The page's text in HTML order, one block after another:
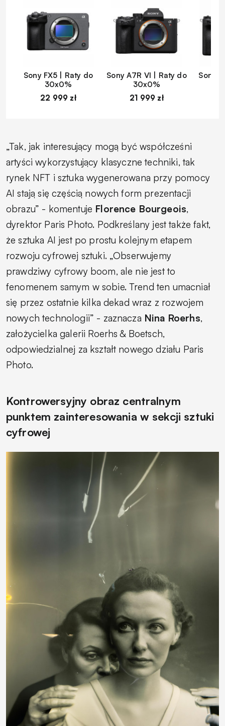
Sony FX5 | Raty do
30x0%
22 999 zł
Sony A7R VI | Raty do
30x0%
21 999 zł
Sony
„Tak, jak interesujący mogą być współcześni
artyści wykorzystujący klasyczne techniki, tak
rynek NFT i sztuka wygenerowana przy pomocy
AI stają się częścią nowych form prezentacji
obrazu” - komentuje Florence Bourgeois,
dyrektor Paris Photo. Podkreślany jest także fakt,
że sztuka AI jest po prostu kolejnym etapem
rozwoju cyfrowej sztuki. „Obserwujemy
prawdziwy cyfrowy boom, ale nie jest to
fenomenem samym w sobie. Trend ten umacniał
się przez ostatnie kilka dekad wraz z rozwojem
nowych technologii” - zaznacza Nina Roerhs,
założycielka galerii Roerhs & Boetsch,
odpowiedzialnej za kształt nowego działu Paris
Photo.
Kontrowersyjny obraz centralnym
punktem zainteresowania w sekcji sztuki
cyfrowej